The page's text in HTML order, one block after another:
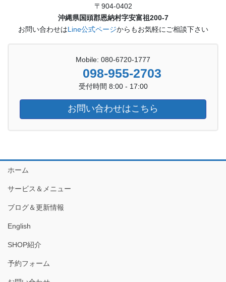
〒904-0402
沖縄県国頭郡恩納村字安富祖200-7
お問い合わせはLine公式ページからもお気軽にご相談下さい
Mobile: 080-6720-1777
098-955-2703
受付時間 8:00 - 17:00
お問い合わせはこちら
ホーム
サービス＆メニュー
ブログ＆更新情報
English
SHOP紹介
予約フォーム